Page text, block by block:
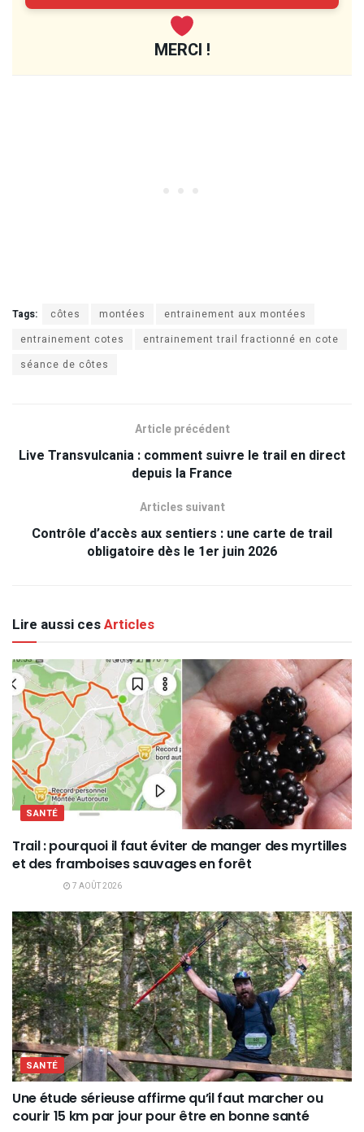
MERCI !
Tags: côtes montées
entrainement aux montées
entrainement cotes
entrainement trail fractionné en cote
séance de côtes
Article précédent
Live Transvulcania : comment suivre le trail en direct
depuis la France
Articles suivant
Contrôle d’accès aux sentiers : une carte de trail
obligatoire dès le 1er juin 2026
Lire aussi cesArticles
SANTÉ
Trail : pourquoi il faut éviter de manger des myrtilles
et des framboises sauvages en forêt
7 AOÛT 2026
SANTÉ
Une étude sérieuse affirme qu’il faut marcher ou
courir 15 km par jour pour être en bonne santé